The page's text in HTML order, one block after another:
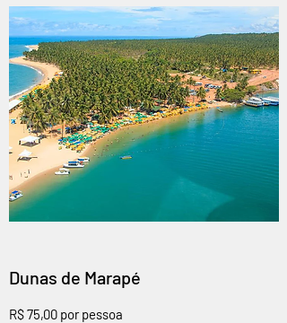
Dunas de Marapé
R$ 75,00 por pessoa